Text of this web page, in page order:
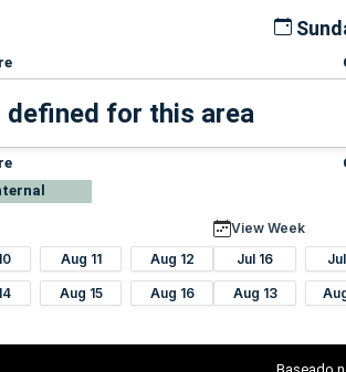
defined for this area
Aug 11 Aug 12
Aug 15 Aug 16
View Week
Jul 16
Aug 13